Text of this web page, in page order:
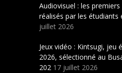
Audiovisuel : les
réalisés par les étudiants
juillet 2026
Jeux vidéo : Kintsugi, jeu
2026, sélectionné au
202 17 juillet 2026